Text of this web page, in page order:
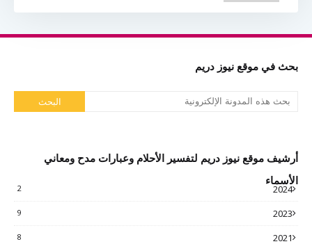
بحث في موقع نيوز دريم
أرشيف موقع نيوز دريم لتفسير الأحلام وعبارات مدح ومعاني
الأسماء
2024
2
2023
9
2021
8